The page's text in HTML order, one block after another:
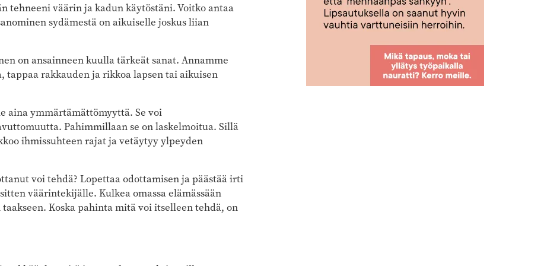
tehneeni väärin ja kadun käytöstäni. Voitko antaa
sydämestä on aikuiselle joskus liian
on ansainneen kuulla tärkeät sanat. Annamme
tappaa rakkauden ja rikkoa lapsen tai aikuisen
aina ymmärtämättömyyttä. Se voi
Pahimmillaan se on laskelmoitua. Sillä
ihmissuhteen rajat ja vetäytyy ylpeyden
voi tehdä? Lopettaa odottamisen ja päästää irti
väärintekijälle. Kulkea omassa elämässään
Koska pahinta mitä voi itselleen tehdä, on